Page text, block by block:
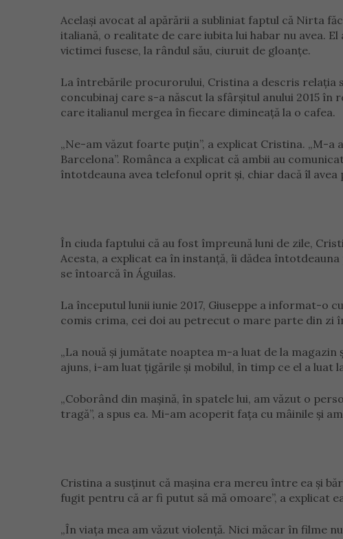
Același avocat al apărării a subliniat faptul că Nirta
italiană, o realitate de care iubita lui habar nu avea.
victimei fusese, la rândul său, ciuruit de gloanțe.
La întrebările procurorului, Cristina a descris relația
concubinaj care s-a născut la sfârșitul anului 2015
care italianul mergea în fiecare dimineață la o cafea.
„Ne-am văzut foarte puțin”, a explicat Cristina. „M-
Barcelona”. Românca a explicat că ambii au
întotdeauna avea telefonul oprit și, chiar dacă îl avea
În ciuda faptului că au fost împreună luni de zile,
Acesta, a explicat ea în instanță, îi dădea
se întoarcă în Águilas.
La începutul lunii iunie 2017, Giuseppe a informat-o
comis crima, cei doi au petrecut o mare parte din zi
„La nouă și jumătate noaptea m-a luat de la
ajuns, i-am luat țigările și mobilul, în timp ce el a luat
„Coborând din mașină, în spatele lui, am văzut o
tragă”, a spus ea. Mi-am acoperit fața cu mâinile și
Cristina a susținut că mașina era mereu între ea și
fugit pentru că ar fi putut să mă omoare”, a explicat
„În viața mea am văzut violență. Nici măcar în filme